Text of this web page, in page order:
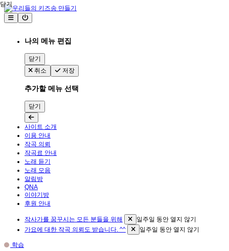
나의 메뉴 편집
닫기
취소
저장
추가할 메뉴 선택
닫기
사이트 소개
이용 안내
작곡 의뢰
작곡료 안내
노래 듣기
노래 모음
알림방
QNA
이야기방
후원 안내
작사가를 꿈꾸시는 모든 분들을 위해
일주일 동안 열지 않기
가요에 대한 작곡 의뢰도 받습니다. ^^
일주일 동안 열지 않기
학습
닫기